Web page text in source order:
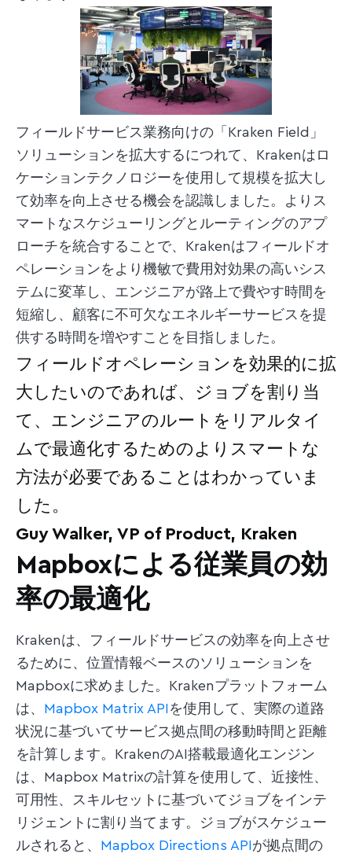
フィールドサービス業務向けの「Kraken Field」
ソリューションを拡大するにつれて、Krakenはロ
ケーションテクノロジーを使用して規模を拡大し
て効率を向上させる機会を認識しました。よりス
マートなスケジューリングとルーティングのアプ
ローチを統合することで、Krakenはフィールドオ
ペレーションをより機敏で費用対効果の高いシス
テムに変革し、エンジニアが路上で費やす時間を
短縮し、顧客に不可欠なエネルギーサービスを提
供する時間を増やすことを目指しました。
フィールドオペレーションを効果的に拡
大したいのであれば、ジョブを割り当
て、エンジニアのルートをリアルタイ
ムで最適化するためのよりスマートな
方法が必要であることはわかっていま
した。
Guy Walker, VP of Product, Kraken
Mapboxによる従業員の効
率の最適化
Krakenは、フィールドサービスの効率を向上させ
るために、位置情報ベースのソリューションを
Mapboxに求めました。Krakenプラットフォーム
は、
Mapbox Matrix API を使用して、実際の道路
状況に基づいてサービス拠点間の移動時間と距離
を計算します。KrakenのAI搭載最適化エンジン
は、Mapbox Matrixの計算を使用して、近接性、
可用性、スキルセットに基づいてジョブをインテ
リジェントに割り当てます。ジョブがスケジュー
ルされると、
Mapbox Directions API が拠点間の